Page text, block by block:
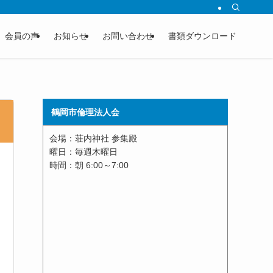
会員の声 お知らせ お問い合わせ 書類ダウンロード
鶴岡市倫理法人会
会場：荘内神社 参集殿
曜日：毎週木曜日
時間：朝 6:00～7:00